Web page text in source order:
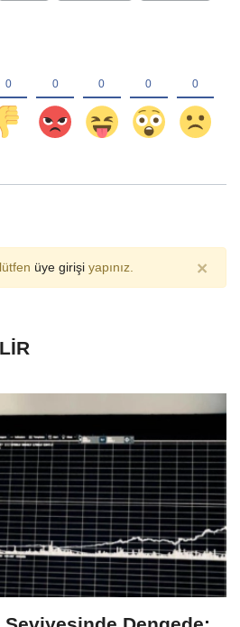
üye girişi yapınız. ×